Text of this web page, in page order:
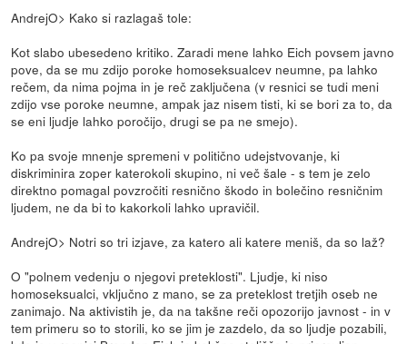
AndrejO> Kako si razlagaš tole:
Kot slabo ubesedeno kritiko. Zaradi mene lahko Eich povsem javno
pove, da se mu zdijo poroke homoseksualcev neumne, pa lahko
rečem, da nima pojma in je reč zaključena (v resnici se tudi meni
zdijo vse poroke neumne, ampak jaz nisem tisti, ki se bori za to, da
se eni ljudje lahko poročijo, drugi se pa ne smejo).
Ko pa svoje mnenje spremeni v politično udejstvovanje, ki
diskriminira zoper katerokoli skupino, ni več šale - s tem je zelo
direktno pomagal povzročiti resnično škodo in bolečino resničnim
ljudem, ne da bi to kakorkoli lahko upravičil.
AndrejO> Notri so tri izjave, za katero ali katere meniš, da so laž?
O "polnem vedenju o njegovi preteklosti". Ljudje, ki niso
homoseksualci, vključno z mano, se za preteklost tretjih oseb ne
zanimajo. Na aktivistih je, da na takšne reči opozorijo javnost - in v
tem primeru so to storili, ko se jim je zazdelo, da so ljudje pozabili,